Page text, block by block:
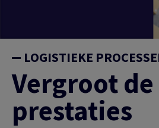
LOGISTIEKE
Vergroot de
prestaties